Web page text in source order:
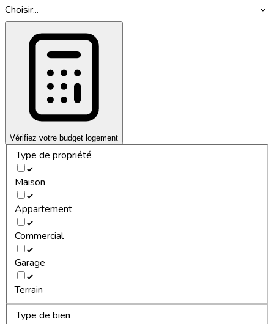
Choisir...
Vérifiez votre budget logement
Type de propriété
Maison
Appartement
Commercial
Garage
Terrain
Type de bien